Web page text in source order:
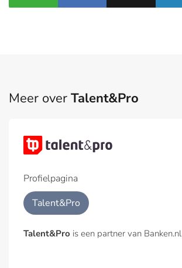
Meer over Talent&Pro
Profielpagina
Talent&Pro
Talent&Pro is een partner van Banken.nl